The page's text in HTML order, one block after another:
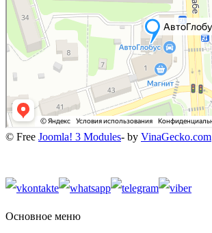
© Free Joomla! 3 Modules- by VinaGecko.com
Основное меню